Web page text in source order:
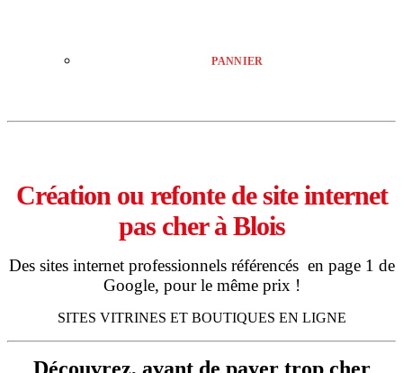
PANNIER
Création ou refonte de site internet
pas cher à Blois
Des sites internet professionnels référencés en page 1 de
Google, pour le même prix !
SITES VITRINES ET BOUTIQUES EN LIGNE